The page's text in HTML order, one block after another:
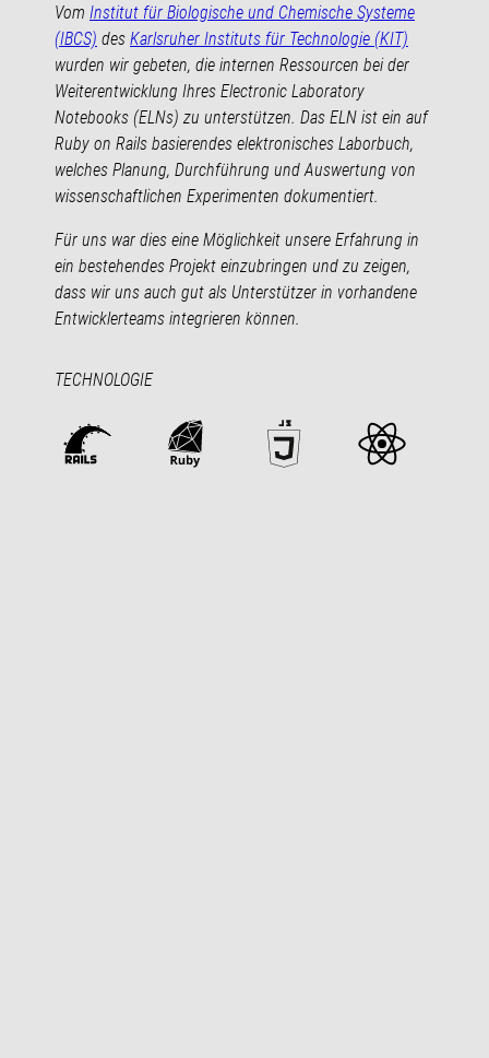
Vom Institut für Biologische und Chemische Systeme
(IBCS) des Karlsruher Instituts für Technologie (KIT)
wurden wir gebeten, die internen Ressourcen bei der
Weiterentwicklung Ihres Electronic Laboratory
Notebooks (ELNs) zu unterstützen. Das ELN ist ein auf
Ruby on Rails basierendes elektronisches Laborbuch,
welches Planung, Durchführung und Auswertung von
wissenschaftlichen Experimenten dokumentiert.
Für uns war dies eine Möglichkeit unsere Erfahrung in
ein bestehendes Projekt einzubringen und zu zeigen,
dass wir uns auch gut als Unterstützer in vorhandene
Entwicklerteams integrieren können.
TECHNOLOGIE